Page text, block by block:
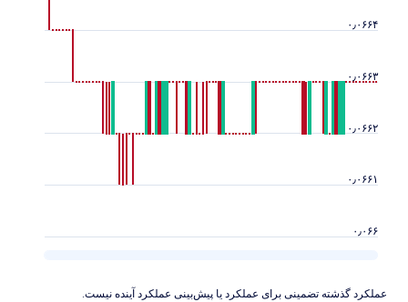
۰٫۰۶۶
۰٫۰۶۶۱
۰٫۰۶۶۲
۰٫۰۶۶۳
۰٫۰۶۶۴
عملکرد گذشته تضمینی برای عملکرد یا پیش‌بینی عملکرد آینده نیست.